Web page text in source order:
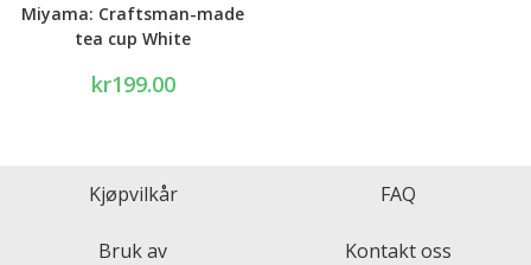
Miyama: Craftsman-made
tea cup White
kr199.00
Kjøpvilkår
Bruk av
FAQ
Kontakt oss